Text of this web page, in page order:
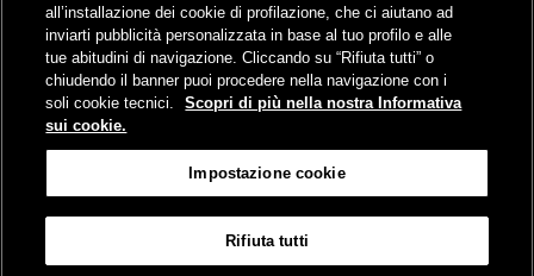
News e comunicati stampa
Comunicati stampa
Busitalia – Sita Nord
, Gruppo FS Italiane, è attiva nei servizi di
trasporto locale in Italia ed all'estero, che gestisce direttamente o
attraverso società controllate.
Viale Fratelli Rosselli, 80 - 50123 Firenze
all’installazione dei cookie di profilazione, che ci aiutano ad
inviarti pubblicità personalizzata in base al tuo profilo e alle
tue abitudini di navigazione. Cliccando su “Rifiuta tutti” o
chiudendo il banner puoi procedere nella navigazione con i
soli cookie tecnici.
Scopri di più nella nostra Informativa
sui cookie.
Impostazione cookie
Rifiuta tutti